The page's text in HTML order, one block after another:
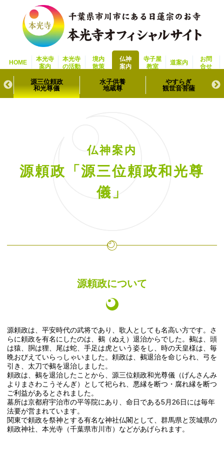
HOME
本光寺
案内
本光寺
の活動
境内
散策
仏神
案内
寺子屋
教室
道案内
お問
合せ
源三位頼政
和光尊儀
水子供養
地蔵尊
やすらぎ
観世音菩薩
仏神案内
源頼政「源三位頼政和光尊
儀」
源頼政について
源頼政は、平安時代の武将であり、歌人としても名高い方です。さ
らに頼政を有名にしたのは、鵺（ぬえ）退治からでした。鵺は、頭
は猿、胴は狸、尾は蛇、手足は虎という姿をし、時の天皇様は、毎
晩おびえていらっしゃいました。頼政は、鵺退治を命じられ、弓を
引き、太刀で鵺を退治しました。
頼政は、鵺を退治したことから、源三位頼政和光尊儀（げんさんみ
よりまさわこうそんぎ）として祀られ、悪縁を断つ・腐れ縁を断つ
ご利益があるとされました。
墓所は京都府宇治市の平等院にあり、命日である5月26日には毎年
法要が営まれています。
関東で頼政を祭神とする有名な神社仏閣として、群馬県と茨城県の
頼政神社、本光寺（千葉県市川市）などがあげられます。